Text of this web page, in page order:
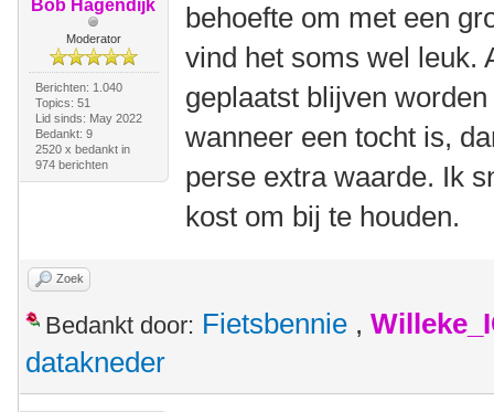
Bob Hagendijk
Moderator
Berichten: 1.040
Topics: 51
Lid sinds: May 2022
Bedankt: 9
2520 x bedankt in
974 berichten
behoefte om met een
vind het soms wel leuk.
geplaatst blijven
wanneer een tocht is,
perse extra waarde. Ik
kost om bij te houden.
Zoek
Bedankt door: Fietsbennie ,
datakneder